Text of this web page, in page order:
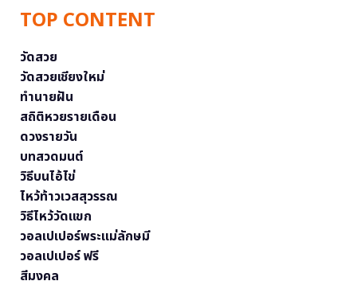
TOP CONTENT
วัดสวย
วัดสวยเชียงใหม่
ทำนายฝัน
สถิติหวยรายเดือน
ดวงรายวัน
บทสวดมนต์
วิธีบนไอ้ไข่
ไหว้ท้าวเวสสุวรรณ
วิธีไหว้วัดแขก
วอลเปเปอร์พระแม่ลักษมี
วอลเปเปอร์ ฟรี
สีมงคล